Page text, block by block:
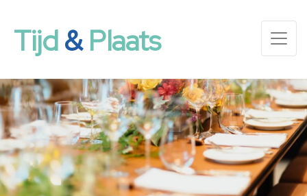
Tijd&Plaats